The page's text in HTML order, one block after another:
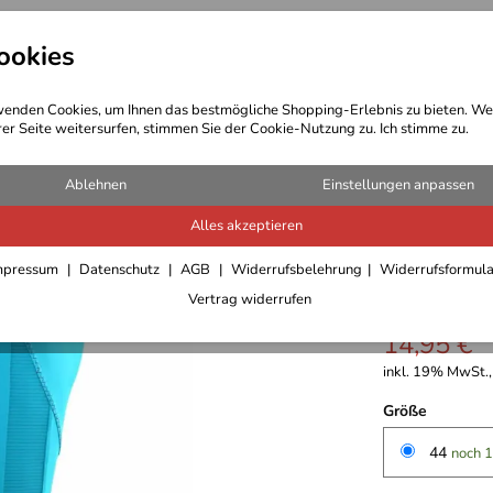
Cookies, um Ihnen das bestmögliche Shopping-Erlebnis zu bieten.
Seite weitersurfen, stimmen Sie der Cookie-Nutzung zu. Ich stimme zu.
Ablehnen Einstellungen anpassen
Alles akzeptieren
Datenschutz AGB Widerrufsbelehrung
Vertrag widerrufen
Bekleidung Outdoor Ausrüstung
Joy
14,95 €
inkl. 19%
Größe
44 noch